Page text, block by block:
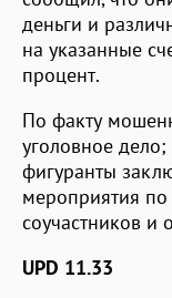
деньги и
на указанные
процент.
По факту
уголовное
фигуранты
мероприятия по
соучастников и
UPD 11.33